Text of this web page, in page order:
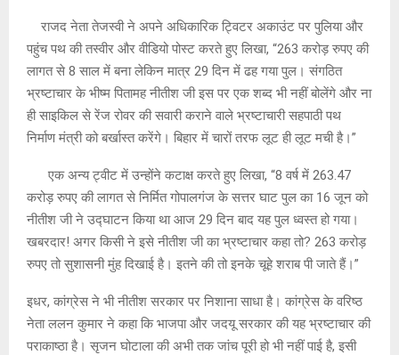
राजद नेता तेजस्वी ने अपने अधिकारिक ट्विटर अकाउंट पर पुलिया और
पहुंच पथ की तस्वीर और वीडियो पोस्ट करते हुए लिखा, “263 करोड़ रुपए की
लागत से 8 साल में बना लेकिन मात्र 29 दिन में ढह गया पुल। संगठित
भ्रष्टाचार के भीष्म पितामह नीतीश जी इस पर एक शब्द भी नहीं बोलेंगे और ना
ही साइकिल से रेंज रोवर की सवारी कराने वाले भ्रष्टाचारी सहपाठी पथ
निर्माण मंत्री को बर्खास्त करेंगे। बिहार में चारों तरफ लूट ही लूट मची है।”
एक अन्य ट्वीट में उन्होंने कटाक्ष करते हुए लिखा, “8 वर्ष में 263.47
करोड़ रुपए की लागत से निर्मित गोपालगंज के सत्तर घाट पुल का 16 जून को
नीतीश जी ने उद्घाटन किया था आज 29 दिन बाद यह पुल ध्वस्त हो गया।
खबरदार! अगर किसी ने इसे नीतीश जी का भ्रष्टाचार कहा तो? 263 करोड़
रुपए तो सुशासनी मुंह दिखाई है। इतने की तो इनके चूहे शराब पी जाते हैं।”
इधर, कांग्रेस ने भी नीतीश सरकार पर निशाना साधा है। कांग्रेस के वरिष्ठ
नेता ललन कुमार ने कहा कि भाजपा और जदयू सरकार की यह भ्रष्टाचार की
पराकाष्ठा है। सृजन घोटाला की अभी तक जांच पूरी हो भी नहीं पाई है, इसी